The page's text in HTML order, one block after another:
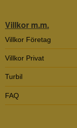
Villkor m.m.
Villkor Företag
Villkor Privat
Turbil
FAQ